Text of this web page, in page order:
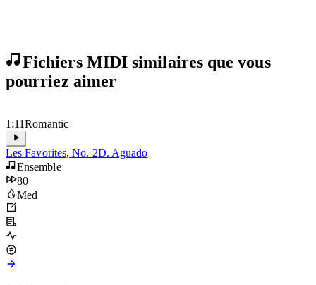
Fichiers MIDI similaires que vous
1:11Romantic
Les Favorites, No. 2
Ensemble